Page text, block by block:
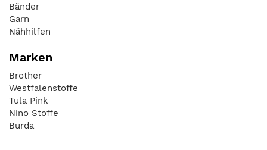
Bänder
Garn
Nähhilfen
Marken
Brother
Westfalenstoffe
Tula Pink
Nino Stoffe
Burda